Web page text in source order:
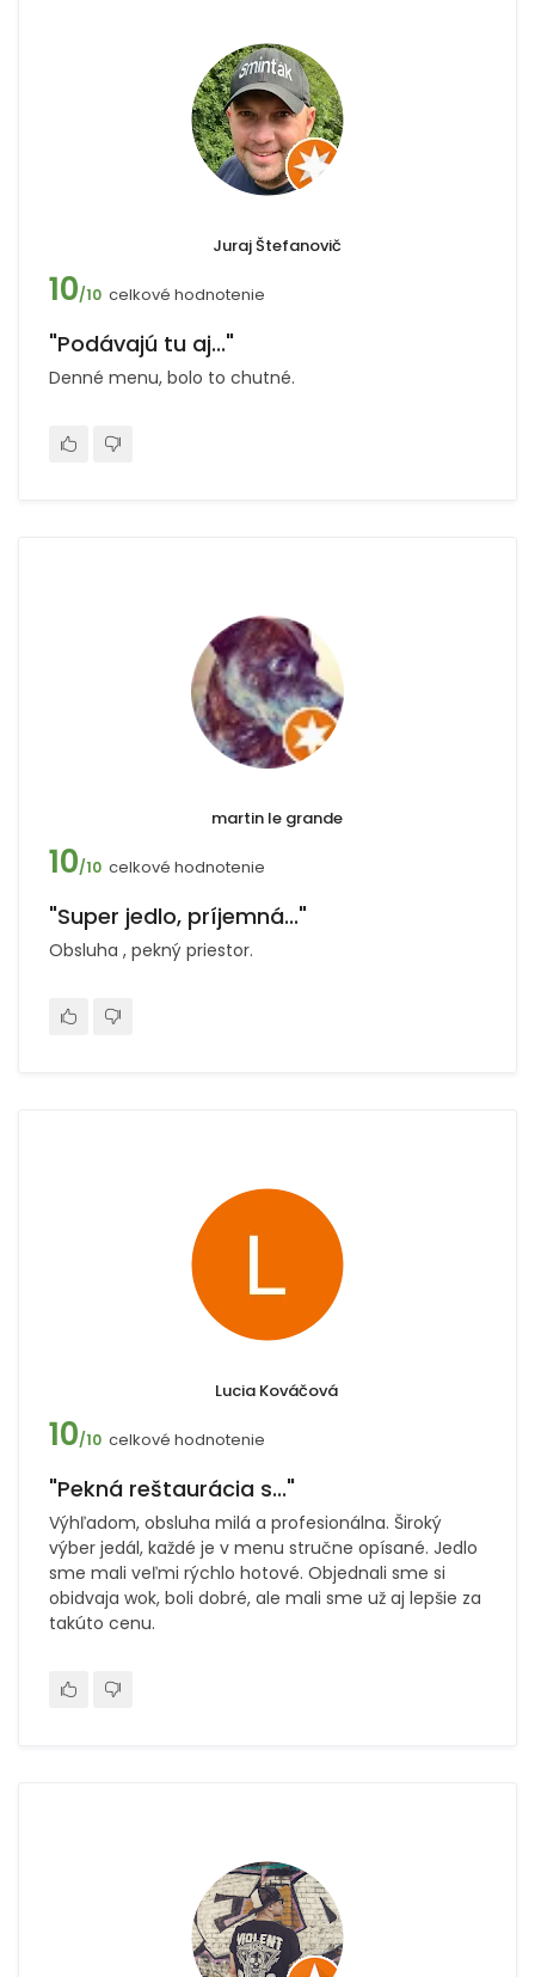
Juraj Štefanovič
10/10 celkové hodnotenie
"Podávajú tu aj..."
Denné menu, bolo to chutné.
martin le grande
10/10 celkové hodnotenie
"Super jedlo, príjemná..."
Obsluha , pekný priestor.
Lucia Kováčová
10/10 celkové hodnotenie
"Pekná reštaurácia s..."
Výhľadom, obsluha milá a profesionálna. Široký
výber jedál, každé je v menu stručne opísané. Jedlo
sme mali veľmi rýchlo hotové. Objednali sme si
obidvaja wok, boli dobré, ale mali sme už aj lepšie za
takúto cenu.